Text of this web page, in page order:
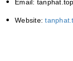
Email:
Website: